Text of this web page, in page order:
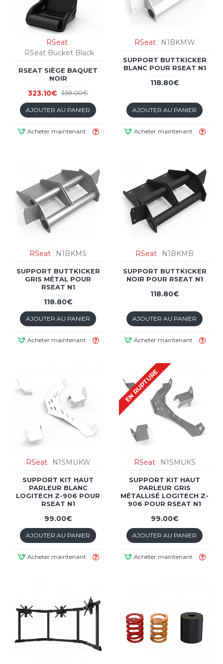
RSeat
RSeat Bucket Black
RSEAT SIÈGE BAQUET
NOIR
323.10€ 359.00€
AJOUTER AU PANIER
Acheter maintenant
RSeat N1BKMW
SUPPORT BUTTKICKER
BLANC POUR RSEAT N1
118.80€
AJOUTER AU PANIER
Acheter maintenant
RSeat N1BKMS
SUPPORT BUTTKICKER
GRIS MÉTAL POUR
RSEAT N1
118.80€
AJOUTER AU PANIER
Acheter maintenant
RSeat N1BKMB
SUPPORT BUTTKICKER
NOIR POUR RSEAT N1
118.80€
AJOUTER AU PANIER
Acheter maintenant
RSeat N1SMUKW
SUPPORT KIT HAUT
PARLEUR BLANC
LOGITECH Z-906 POUR
RSEAT N1
99.00€
AJOUTER AU PANIER
Acheter maintenant
EN RUPTURE
RSeat N1SMUKS
SUPPORT KIT HAUT
PARLEUR GRIS
MÉTALLISÉ LOGITECH Z-
906 POUR RSEAT N1
99.00€
AJOUTER AU PANIER
Acheter maintenant